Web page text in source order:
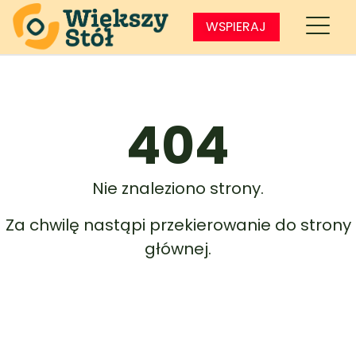
WSPIERAJ
404
Nie znaleziono strony.
Za chwilę nastąpi przekierowanie do strony
głównej.